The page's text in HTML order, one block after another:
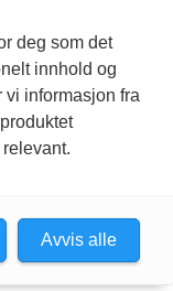
deg som det
innhold og
informasjon fra
Avvis alle